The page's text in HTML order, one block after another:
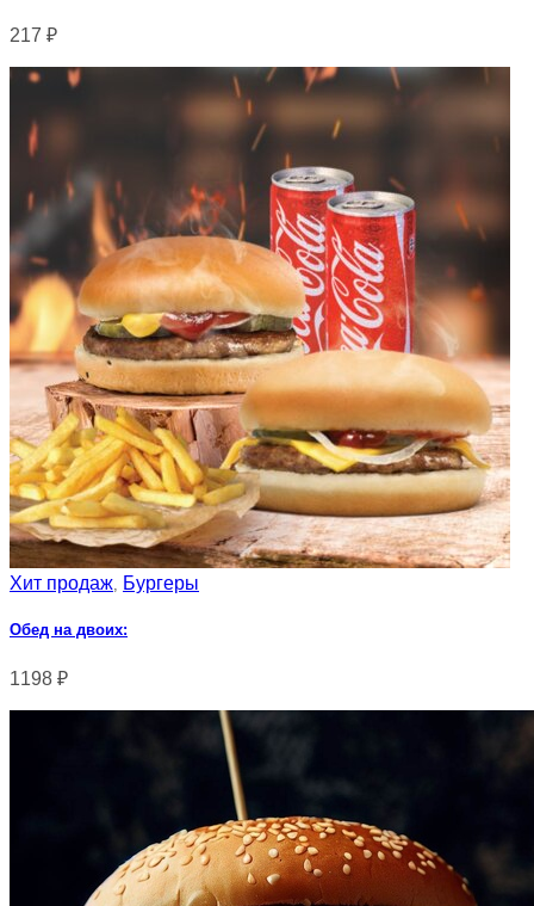
217 ₽
Хит продаж Бургеры
Обед на двоих:
1198 ₽